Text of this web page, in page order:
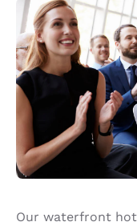
Our waterfront